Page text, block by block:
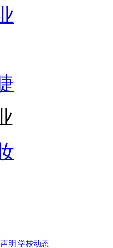
明 学校动态